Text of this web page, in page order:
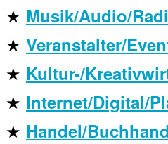
★ Musik/Audio/
★ Veranstalter/
★ Kultur-/
★ Internet/Digital/
★ Handel/